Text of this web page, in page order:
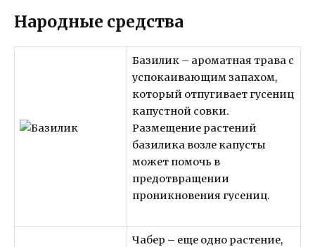
Народные средства
Базилик – ароматная трава с
успокаивающим запахом,
который отпугивает гусениц
капустной совки.
Размещение растений
базилика возле капусты
может помочь в
предотвращении
проникновения гусениц.
Чабер – еще одно растение,